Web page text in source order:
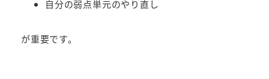
自分の弱点単元のやり直し
が重要です。